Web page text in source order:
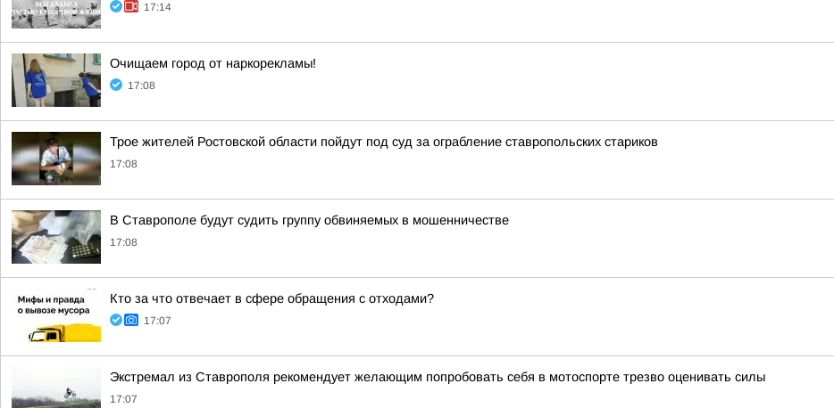
17:14
Очищаем город от наркорекламы!
17:08
Трое жителей Ростовской области пойдут под суд за ограбление ставропольских стариков
17:08
В Ставрополе будут судить группу обвиняемых в мошенничестве
17:08
Кто за что отвечает в сфере обращения с отходами?
17:07
Экстремал из Ставрополя рекомендует желающим попробовать себя в мотоспорте трезво оценивать силы
17:07